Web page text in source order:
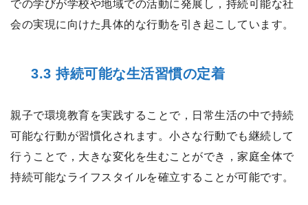
での学びが学校や地域での活動に発展し，持続可能な社
会の実現に向けた具体的な行動を引き起こしています。
3.3 持続可能な生活習慣の定着
親子で環境教育を実践することで，日常生活の中で持続
可能な行動が習慣化されます。小さな行動でも継続して
行うことで，大きな変化を生むことができ，家庭全体で
持続可能なライフスタイルを確立することが可能です。